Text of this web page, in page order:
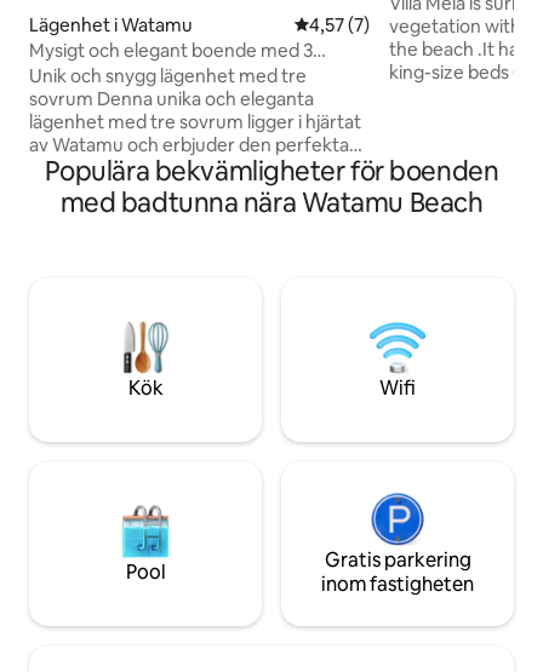
Lägenhet i Watamu 4,57 av 5 i genomsnittligt
4,57 (7)
Mysigt och elegant boende med 3
sovrum och tillgång till stranden
Unik och snygg lägenhet med tre
sovrum Denna unika och eleganta
lägenhet med tre sovrum ligger i hjärtat
av Watamu och erbjuder den perfekta
kustsemestern. Den ligger bara en kort
promenad från stranden – mindre än
fem minuter via en privat väg – och
avkoppling. Alla tre sovrummen har eget
badrum, vilket ger extra avskildhet och
bekvämlighet för gästerna.
vegetation with 2
the beach .It has
king-size beds (2
double room (2 pax ) is $70per
Guests could also
$ 400 per night
Populära bekvämligheter för boenden
med badtunna nära Watamu Beach
Kök Wifi
Pool
Gratis parkering
inom fastigheten